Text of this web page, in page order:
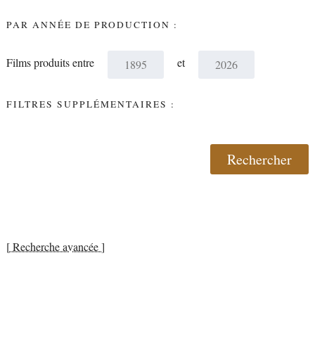
PAR ANNÉE DE PRODUCTION :
Films produits entre et
FILTRES SUPPLÉMENTAIRES :
[ Recherche avancée ]